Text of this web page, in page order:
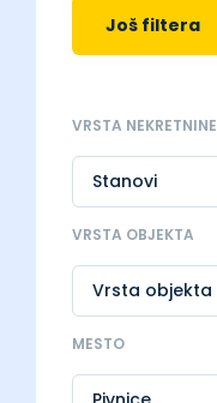
Još filtera
VRSTA NEKRETNINE
VRSTA OBJEKTA
MESTO